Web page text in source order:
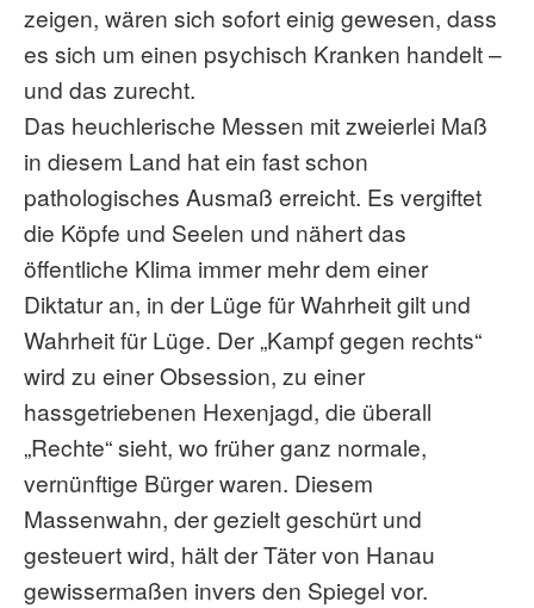
zeigen, wären sich sofort einig gewesen, dass
es sich um einen psychisch Kranken handelt –
und das zurecht.
Das heuchlerische Messen mit zweierlei Maß
in diesem Land hat ein fast schon
pathologisches Ausmaß erreicht. Es vergiftet
die Köpfe und Seelen und nähert das
öffentliche Klima immer mehr dem einer
Diktatur an, in der Lüge für Wahrheit gilt und
Wahrheit für Lüge. Der „Kampf gegen rechts“
wird zu einer Obsession, zu einer
hassgetriebenen Hexenjagd, die überall
„Rechte“ sieht, wo früher ganz normale,
vernünftige Bürger waren. Diesem
Massenwahn, der gezielt geschürt und
gesteuert wird, hält der Täter von Hanau
gewissermaßen invers den Spiegel vor.